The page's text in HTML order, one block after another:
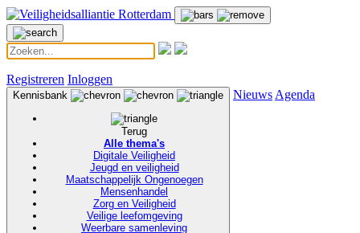
Registreren Inloggen
Kennisbank
Terug
Alle thema's
Digitale Veiligheid
Jeugd en veiligheid
Maatschappelijk Ongenoegen
Mensenhandel
Zorg en Veiligheid
Veilige leefomgeving
Weerbare samenleving
Nieuws Agenda